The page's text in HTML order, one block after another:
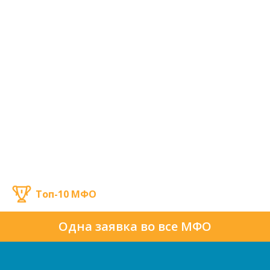
Одна заявка во все МФО
Топ-10 МФО